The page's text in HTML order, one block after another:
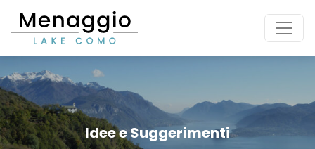
[Vai al contenuto principale]
Idee e Suggerimenti